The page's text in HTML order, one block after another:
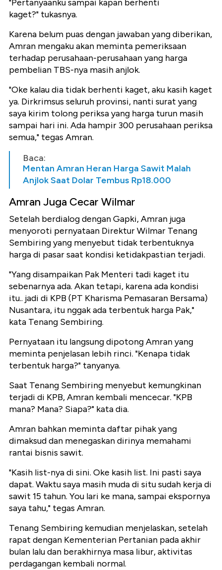
"Pertanyaanku sampai kapan berhenti
kaget?" tukasnya.
Karena belum puas dengan jawaban yang diberikan,
Amran mengaku akan meminta pemeriksaan
terhadap perusahaan-perusahaan yang harga
pembelian TBS-nya masih anjlok.
"Oke kalau dia tidak berhenti kaget, aku kasih kaget
ya. Dirkrimsus seluruh provinsi, nanti surat yang
saya kirim tolong periksa yang harga turun masih
sampai hari ini. Ada hampir 300 perusahaan periksa
semua," tegas Amran.
Baca:
Mentan Amran Heran Harga Sawit Malah
Anjlok Saat Dolar Tembus Rp18.000
Amran Juga Cecar Wilmar
Setelah berdialog dengan Gapki, Amran juga
menyoroti pernyataan Direktur Wilmar Tenang
Sembiring yang menyebut tidak terbentuknya
harga di pasar saat kondisi ketidakpastian terjadi.
"Yang disampaikan Pak Menteri tadi kaget itu
sebenarnya ada. Akan tetapi, karena ada kondisi
itu.. jadi di KPB (PT Kharisma Pemasaran Bersama)
Nusantara, itu nggak ada terbentuk harga Pak,"
kata Tenang Sembiring.
Pernyataan itu langsung dipotong Amran yang
meminta penjelasan lebih rinci. "Kenapa tidak
terbentuk harga?" tanyanya.
Saat Tenang Sembiring menyebut kemungkinan
terjadi di KPB, Amran kembali mencecar. "KPB
mana? Mana? Siapa?" kata dia.
Amran bahkan meminta daftar pihak yang
dimaksud dan menegaskan dirinya memahami
rantai bisnis sawit.
"Kasih list-nya di sini. Oke kasih list. Ini pasti saya
dapat. Waktu saya masih muda di situ sudah kerja di
sawit 15 tahun. You lari ke mana, sampai ekspornya
saya tahu," tegas Amran.
Tenang Sembiring kemudian menjelaskan, setelah
rapat dengan Kementerian Pertanian pada akhir
bulan lalu dan berakhirnya masa libur, aktivitas
perdagangan kembali normal.